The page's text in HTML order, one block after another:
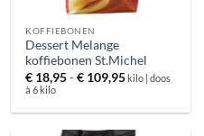
KOFFIEBONEN
Dessert Melange
koffiebonen St.Michel
€ 18,95-€ 109,95Prijsklasse:
€ 18,95
€ 109,95
kilo | doos
à 6 kilo